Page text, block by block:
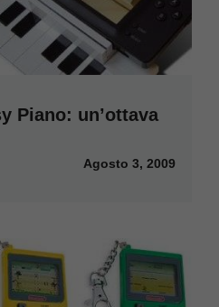
Piano: un’ottava
Agosto 3, 2009